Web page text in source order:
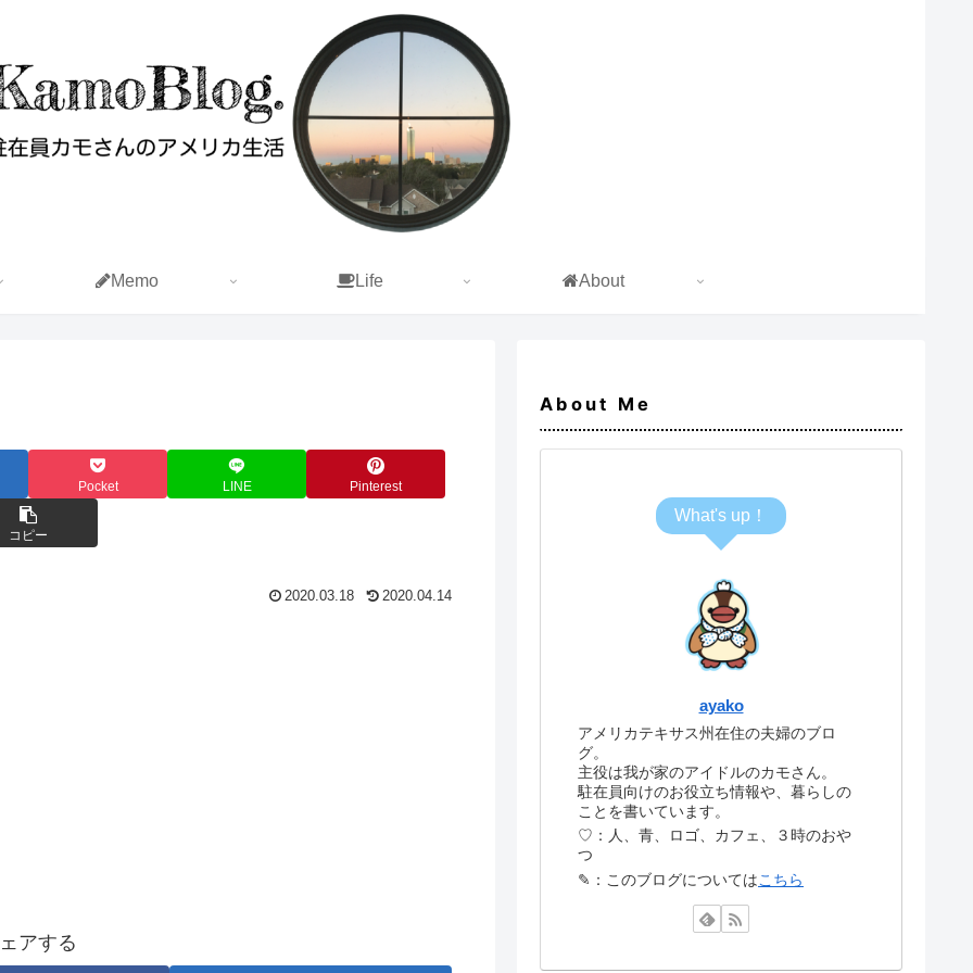
Memo Life About
Pocket LINE Pinterest
コピー
2020.03.18 2020.04.14
アする
About Me
What's up！
ayako
アメリカテキサス州在住の夫婦のブロ
グ。
主役は我が家のアイドルのカモさん。
駐在員向けのお役立ち情報や、暮らしの
ことを書いています。
♡：人、青、ロゴ、カフェ、３時のおや
つ
✎：このブログについてはこちら